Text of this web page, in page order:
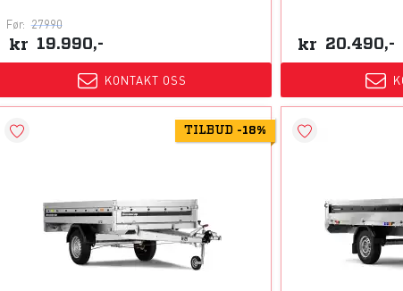
Før: 27990
kr 19.990,-
KONTAKT OSS
kr 20.490,-
TILBUD -18%